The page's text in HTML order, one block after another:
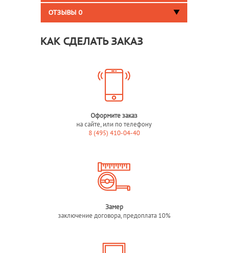
ОТЗЫВЫ 0
КАК СДЕЛАТЬ ЗАКАЗ
Оформите заказ
на сайте, или по телефону
8 (495) 410-04-40
Замер
заключение договора, предоплата 10%